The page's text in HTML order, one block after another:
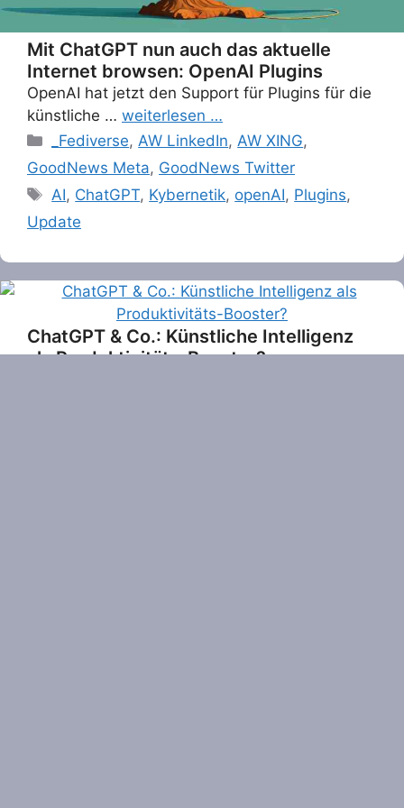
Mit ChatGPT nun auch das aktuelle
Internet browsen: OpenAI Plugins
OpenAI hat jetzt den Support für Plugins für die
künstliche … weiterlesen …
Categories
_Fediverse, AW LinkedIn, AW XING,
GoodNews Meta, GoodNews Twitter
Tags
AI, ChatGPT, Kybernetik, openAI, Plugins,
Update
ChatGPT & Co.: Künstliche Intelligenz
als Produktivitäts-Booster?